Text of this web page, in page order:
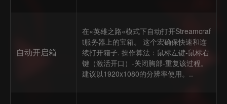
自动开启箱
在«英雄之路«模式下自动打开Streamcraf
t服务器上的宝箱。 这个宏确保快速和连
续打开箱子. 操作算法：鼠标左键-鼠标右
键（激活开口）-关闭胸部-重复该过程。
建议以1920x1080的分辨率使用。..